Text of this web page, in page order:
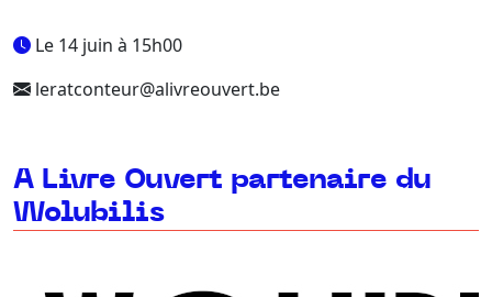
Le 14 juin à 15h00
leratconteur@alivreouvert.be
A Livre Ouvert partenaire du
Wolubilis